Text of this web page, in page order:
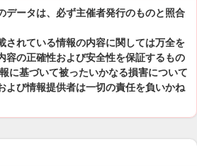
データは、必ず主催者発行のものと照合
されている情報の内容に関しては万全を
容の正確性および安全性を保証するもの
に基づいて被ったいかなる損害について
よび情報提供者は一切の責任を負いかね